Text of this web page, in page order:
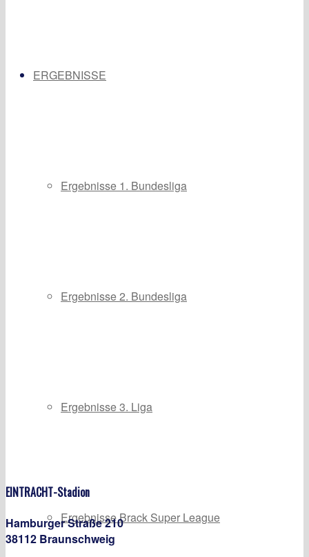
ERGEBNISSE
Ergebnisse 1. Bundesliga
Ergebnisse 2. Bundesliga
Ergebnisse 3. Liga
Ergebnisse Brack Super League
EINTRACHT-Stadion
Hamburger Straße 210
38112 Braunschweig